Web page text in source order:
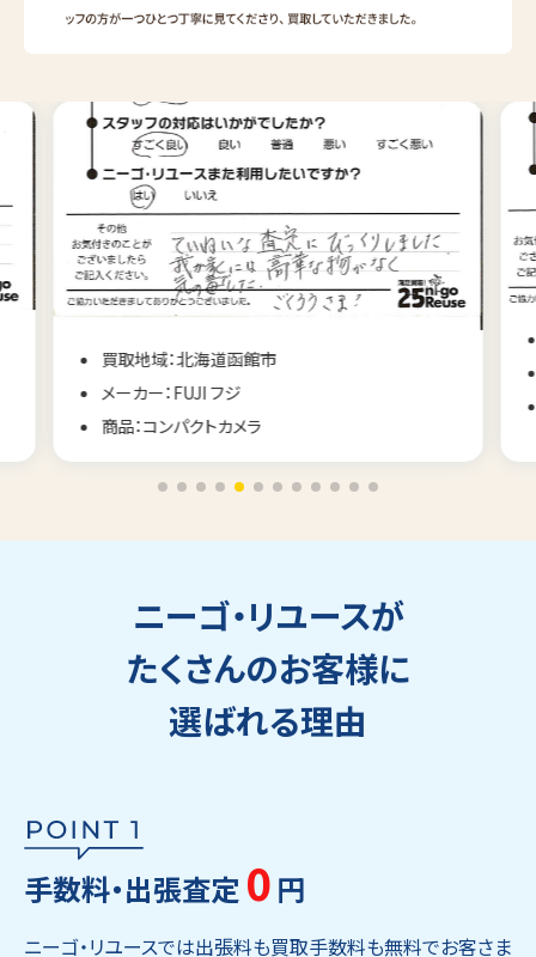
メーカー：CONTAX コンタックス
商品：コンパクトカメラ
ニーゴ・リユースが
たくさんのお客様に
選ばれる理由
手数料・出張査定 0 円
ニーゴ・リユースでは出張料も買取手数料も無料でお客さま